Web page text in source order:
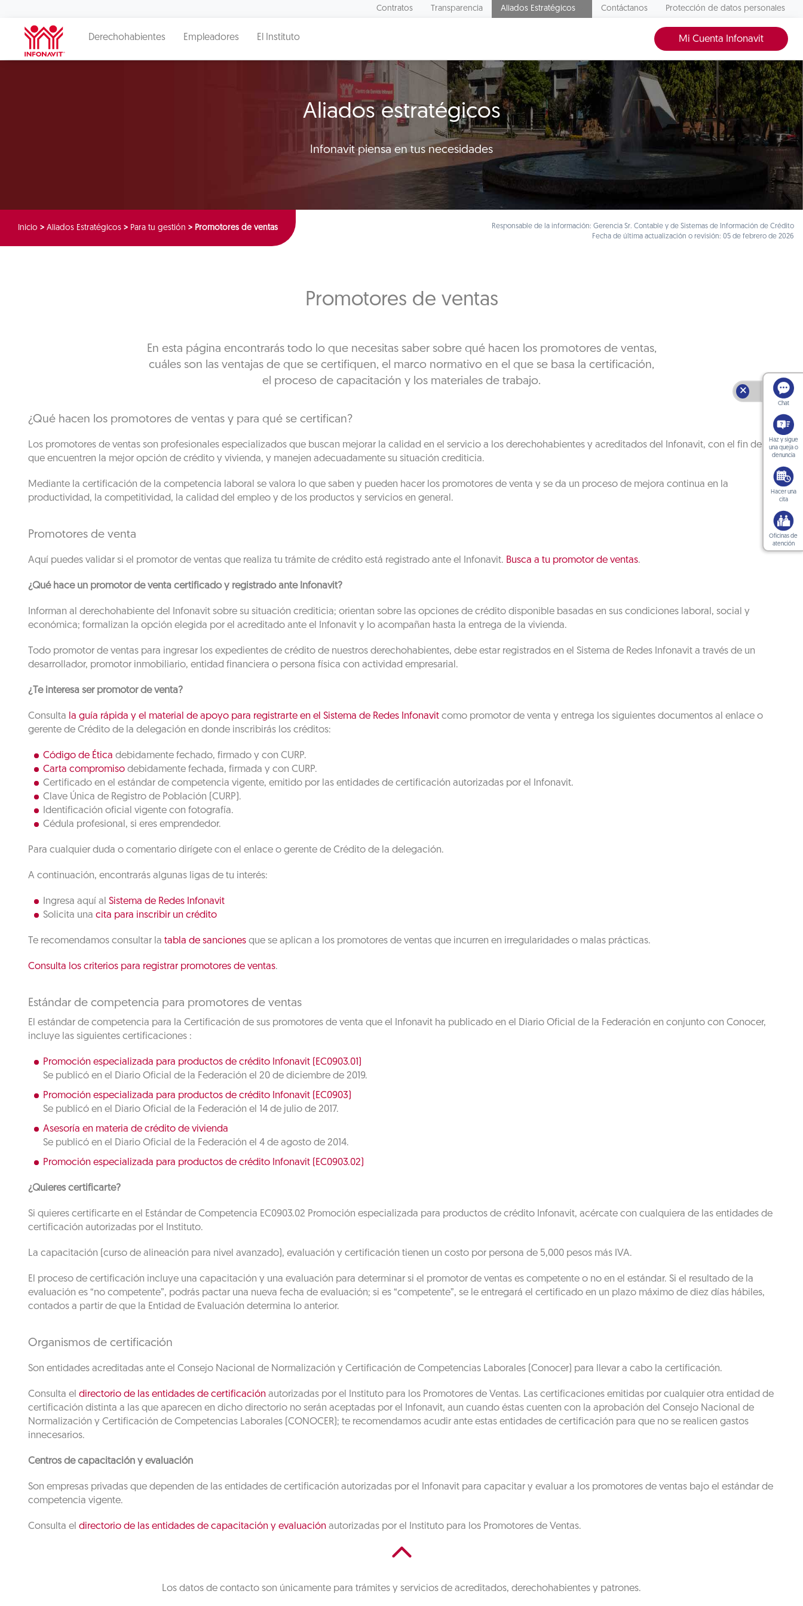
Contratos Transparencia Aliados Estratégicos Contáctanos Protección de datos personales
Derechohabientes Empleadores El Instituto Mi Cuenta Infonavit
Aliados estratégicos
Infonavit piensa en tus necesidades
Inicio > Aliados Estratégicos > Para tu gestión > Promotores de ventas
Responsable de la información: Gerencia Sr. Contable y de Sistemas de Información de Crédito
Fecha de última actualización o revisión: 05 de febrero de 2026
Promotores de ventas
En esta página encontrarás todo lo que necesitas saber sobre qué hacen los promotores de ventas,
cuáles son las ventajas de que se certifiquen, el marco normativo en el que se basa la certificación,
el proceso de capacitación y los materiales de trabajo.
¿Qué hacen los promotores de ventas y para qué se certifican?
Los promotores de ventas son profesionales especializados que buscan mejorar la calidad en el servicio a los derechohabientes y acreditados del Infonavit, con el fin de
que encuentren la mejor opción de crédito y vivienda, y manejen adecuadamente su situación crediticia.
Mediante la certificación de la competencia laboral se valora lo que saben y pueden hacer los promotores de venta y se da un proceso de mejora continua en la
productividad, la competitividad, la calidad del empleo y de los productos y servicios en general.
Promotores de venta
Aquí puedes validar si el promotor de ventas que realiza tu trámite de crédito está registrado ante el Infonavit. Busca a tu promotor de ventas.
¿Qué hace un promotor de venta certificado y registrado ante Infonavit?
Informan al derechohabiente del Infonavit sobre su situación crediticia; orientan sobre las opciones de crédito disponible basadas en sus condiciones laboral, social y
económica; formalizan la opción elegida por el acreditado ante el Infonavit y lo acompañan hasta la entrega de la vivienda.
Todo promotor de ventas para ingresar los expedientes de crédito de nuestros derechohabientes, debe estar registrados en el Sistema de Redes Infonavit a través de un
desarrollador, promotor inmobiliario, entidad financiera o persona física con actividad empresarial.
¿Te interesa ser promotor de venta?
Consulta la guía rápida y el material de apoyo para registrarte en el Sistema de Redes Infonavit como promotor de venta y entrega los siguientes documentos al enlace o
gerente de Crédito de la delegación en donde inscribirás los créditos:
Código de Ética debidamente fechado, firmado y con CURP.
Carta compromiso debidamente fechada, firmada y con CURP.
Certificado en el estándar de competencia vigente, emitido por las entidades de certificación autorizadas por el Infonavit.
Clave Única de Registro de Población (CURP).
Identificación oficial vigente con fotografía.
Cédula profesional, si eres emprendedor.
Para cualquier duda o comentario dirígete con el enlace o gerente de Crédito de la delegación.
A continuación, encontrarás algunas ligas de tu interés:
Ingresa aquí alSistema de Redes Infonavit
Solicita unacita para inscribir un crédito
Te recomendamos consultar la tabla de sanciones que se aplican a los promotores de ventas que incurren en irregularidades o malas prácticas.
Consulta los criterios para registrar promotores de ventas.
Estándar de competencia para promotores de ventas
El estándar de competencia para la Certificación de sus promotores de venta que el Infonavit ha publicado en el Diario Oficial de la Federación en conjunto con Conocer,
incluye las siguientes certificaciones :
Promoción especializada para productos de crédito Infonavit (EC0903.01)
Se publicó en el Diario Oficial de la Federación el 20 de diciembre de 2019.
Promoción especializada para productos de crédito Infonavit (EC0903)
Se publicó en el Diario Oficial de la Federación el 14 de julio de 2017.
Asesoría en materia de crédito de vivienda
Se publicó en el Diario Oficial de la Federación el 4 de agosto de 2014.
Promoción especializada para productos de crédito Infonavit (EC0903.02)
¿Quieres certificarte?
Si quieres certificarte en el Estándar de Competencia EC0903.02 Promoción especializada para productos de crédito Infonavit, acércate con cualquiera de las entidades de
certificación autorizadas por el Instituto.
La capacitación (curso de alineación para nivel avanzado), evaluación y certificación tienen un costo por persona de 5,000 pesos más IVA.
El proceso de certificación incluye una capacitación y una evaluación para determinar si el promotor de ventas es competente o no en el estándar. Si el resultado de la
evaluación es “no competente”, podrás pactar una nueva fecha de evaluación; si es “competente”, se le entregará el certificado en un plazo máximo de diez días hábiles,
contados a partir de que la Entidad de Evaluación determina lo anterior.
Organismos de certificación
Son entidades acreditadas ante el Consejo Nacional de Normalización y Certificación de Competencias Laborales (Conocer) para llevar a cabo la certificación.
Consulta el directorio de las entidades de certificación autorizadas por el Instituto para los Promotores de Ventas. Las certificaciones emitidas por cualquier otra entidad de
certificación distinta a las que aparecen en dicho directorio no serán aceptadas por el Infonavit, aun cuando éstas cuenten con la aprobación del Consejo Nacional de
Normalización y Certificación de Competencias Laborales (CONOCER); te recomendamos acudir ante estas entidades de certificación para que no se realicen gastos
innecesarios.
Centros de capacitación y evaluación
Son empresas privadas que dependen de las entidades de certificación autorizadas por el Infonavit para capacitar y evaluar a los promotores de ventas bajo el estándar de
competencia vigente.
Consulta el directorio de las entidades de capacitación y evaluación autorizadas por el Instituto para los Promotores de Ventas.
Los datos de contacto son únicamente para trámites y servicios de acreditados, derechohabientes y patrones.
🗙
Chat
Haz y sigue
una queja o
denuncia
Hacer una
cita
Oficinas de
atención